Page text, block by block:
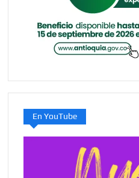
En YouTube